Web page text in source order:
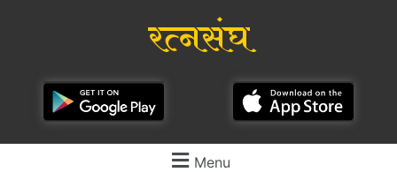
रत्नसंघ
Menu